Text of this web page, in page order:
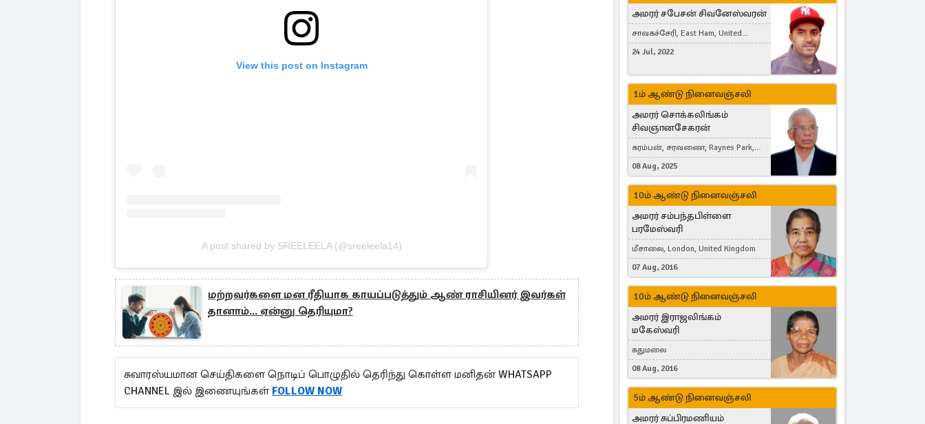
View this post on Instagram
A post shared by SREELEELA (@sreeleela14)
மற்றவர்களை மன ரீதியாக காயப்படுத்தும் ஆண் ராசியினர் இவர்கள்
தானாம்... ஏன்னு தெரியுமா?
சுவாரஸ்யமான செய்திகளை நொடிப் பொழுதில் தெரிந்து கொள்ள மனிதன் WHATSAPP
CHANNEL இல் இணையுங்கள் FOLLOW NOW
அமரர் சபேசன் சிவனேஸ்வரன்
சாவகச்சேரி, East Ham, United
Kingdom
24 Jul, 2022
1ம் ஆண்டு நினைவஞ்சலி
அமரர் சொக்கலிங்கம்
சிவஞானசேகரன்
கரம்பன், சரவணை, Raynes Park,
London, United Kingdom
08 Aug, 2025
10ம் ஆண்டு நினைவஞ்சலி
அமரர் சம்பந்தபிள்ளை
பரமேஸ்வரி
மீசாலை, London, United Kingdom
07 Aug, 2016
10ம் ஆண்டு நினைவஞ்சலி
அமரர் இராஜலிங்கம்
மகேஸ்வரி
சுதுமலை
08 Aug, 2016
5ம் ஆண்டு நினைவஞ்சலி
அமரர் சுப்பிரமணியம்